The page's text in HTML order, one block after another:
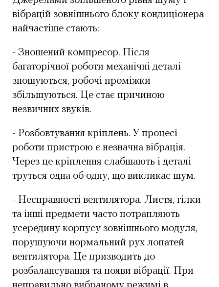
вібрацій зовнішнього блоку кондиціонера
найчастіше стають:
- Зношений компресор. Після
багаторічної роботи механічні деталі
зношуються, робочі проміжки
збільшуються. Це стає причиною
незвичних звуків.
- Розбовтування кріплень. У процесі
роботи пристрою є незначна вібрація.
Через це кріплення слабшають і деталі
труться одна об одну, що викликає шум.
- Несправності вентилятора. Листя, гілки
та інші предмети часто потрапляють
усередину корпусу зовнішнього модуля,
порушуючи нормальний рух лопатей
вентилятора. Це призводить до
розбалансування та появи вібрації. При